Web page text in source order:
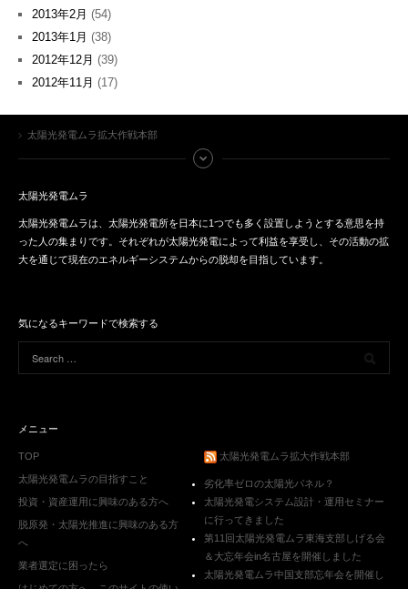
2013年2月 (54)
2013年1月 (38)
2012年12月 (39)
2012年11月 (17)
太陽光発電ムラ拡大作戦本部
太陽光発電ムラ
太陽光発電ムラは、太陽光発電所を日本に1つでも多く設置しようとする意思を持
った人の集まりです。それぞれが太陽光発電によって利益を享受し、その活動の拡
大を通じて現在のエネルギーシステムからの脱却を目指しています。
気になるキーワードで検索する
メニュー
TOP
太陽光発電ムラの目指すこと
投資・資産運用に興味のある方へ
脱原発・太陽光推進に興味のある方
へ
業者選定に困ったら
太陽光発電ムラ拡大作戦本部
劣化率ゼロの太陽光パネル？
太陽光発電システム設計・運用セミナー
に行ってきました
第11回太陽光発電ムラ東海支部しげる会
＆大忘年会in名古屋を開催しました
太陽光発電ムラ中国支部忘年会を開催し